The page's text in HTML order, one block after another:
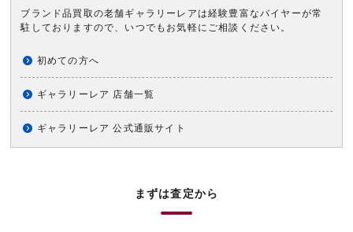
ブランド品買取の老舗ギャラリーレアは経験豊富なバイヤーが常
駐しておりますので、いつでもお気軽にご相談ください。
初めての方へ
ギャラリーレア 店舗一覧
ギャラリーレア 公式通販サイト
まずは査定から